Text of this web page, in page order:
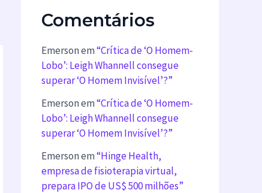
Comentários
Emersonem“Crítica de ‘O Homem-
Lobo’: Leigh Whannell consegue
superar ‘O Homem Invisível’?”
Emersonem“Crítica de ‘O Homem-
Lobo’: Leigh Whannell consegue
superar ‘O Homem Invisível’?”
Emersonem“Hinge Health,
empresa de fisioterapia virtual,
prepara IPO de US$ 500 milhões”